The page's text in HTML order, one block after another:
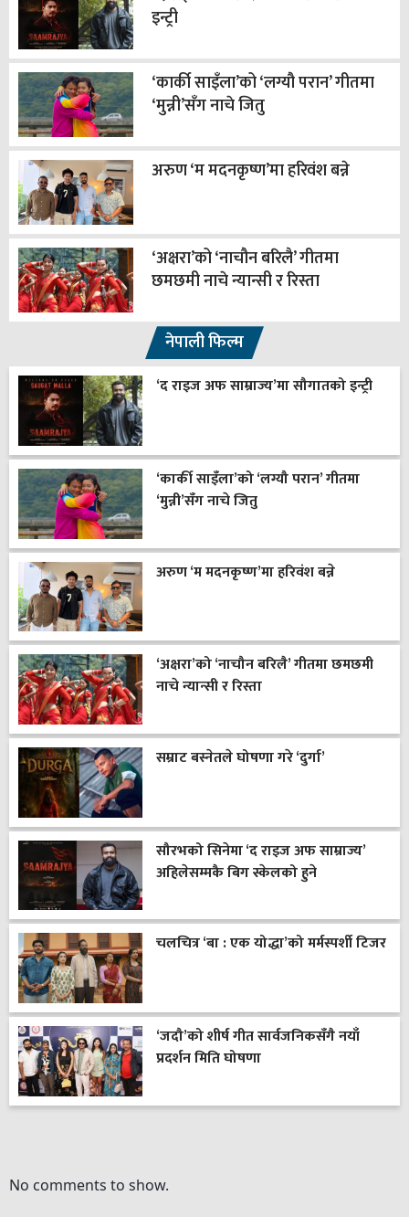
इन्ट्री
‘कार्की साइँला’को ‘लग्यौ परान’ गीतमा
‘मुन्नी’सँग नाचे जितु
अरुण ‘म मदनकृष्ण’मा हरिवंश बन्ने
‘अक्षरा’को ‘नाचौन बरिलै’ गीतमा
छमछमी नाचे न्यान्सी र रिस्ता
नेपाली फिल्म
‘द राइज अफ साम्राज्य’मा सौगातको इन्ट्री
‘कार्की साइँला’को ‘लग्यौ परान’ गीतमा
‘मुन्नी’सँग नाचे जितु
अरुण ‘म मदनकृष्ण’मा हरिवंश बन्ने
‘अक्षरा’को ‘नाचौन बरिलै’ गीतमा छमछमी
नाचे न्यान्सी र रिस्ता
सम्राट बस्नेतले घोषणा गरे ‘दुर्गा’
सौरभको सिनेमा ‘द राइज अफ साम्राज्य’
अहिलेसम्मकै बिग स्केलको हुने
चलचित्र ‘बा : एक योद्धा’को मर्मस्पर्शी टिजर
‘जदौ’को शीर्ष गीत सार्वजनिकसँगै नयाँ
प्रदर्शन मिति घोषणा
No comments to show.